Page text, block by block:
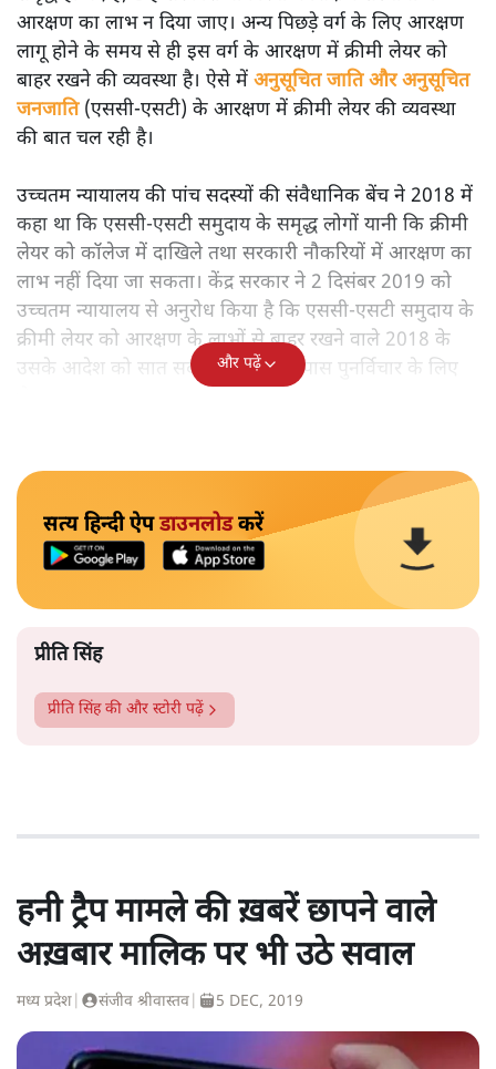
आरक्षण का लाभ न दिया जाए। अन्य पिछड़े वर्ग के लिए आरक्षण
लागू होने के समय से ही इस वर्ग के आरक्षण में क्रीमी लेयर को
बाहर रखने की व्यवस्था है। ऐसे में अनुसूचित जाति और अनुसूचित
जनजाति(एससी-एसटी) के आरक्षण में क्रीमी लेयर की व्यवस्था
की बात चल रही है।
उच्चतम न्यायालय की पांच सदस्यों की संवैधानिक बेंच ने 2018 में
कहा था कि एससी-एसटी समुदाय के समृद्ध लोगों यानी कि क्रीमी
लेयर को कॉलेज में दाखिले तथा सरकारी नौकरियों में आरक्षण का
लाभ नहीं दिया जा सकता। केंद्र सरकार ने 2 दिसंबर 2019 को
उच्चतम न्यायालय से अनुरोध किया है कि एससी-एसटी समुदाय के
क्रीमी लेयर को आरक्षण के लाभों से बाहर रखने वाले 2018 के
उसके आदेश को सात सदस्यों की बेंच के पास पुनर्विचार के लिए
और पढ़ें
सत्य हिन्दी ऐपडाउनलोडकरें
प्रीति सिंह
प्रीति सिंहकी और स्टोरी पढ़ें
हनी ट्रैप मामले की ख़बरें छापने वाले
अख़बार मालिक पर भी उठे सवाल
मध्य प्रदेश संजीव श्रीवास्तव 5 DEC, 2019